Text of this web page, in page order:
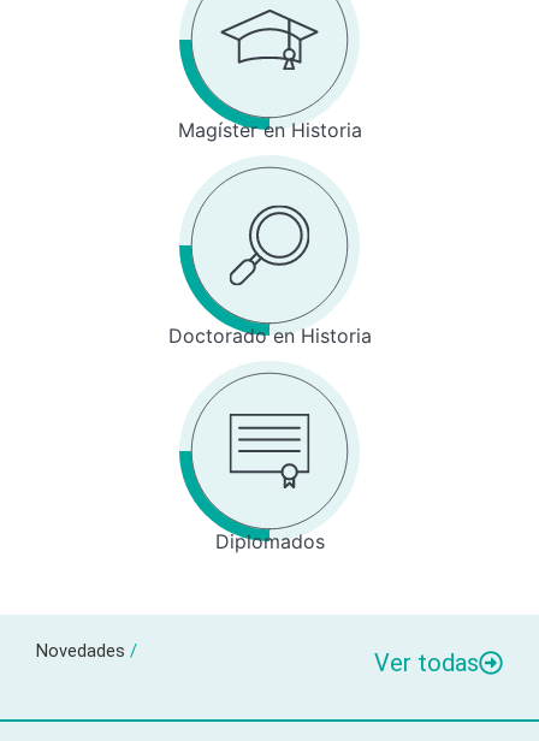
Magíster en Historia
Doctorado en Historia
Diplomados
Novedades / Ver todas